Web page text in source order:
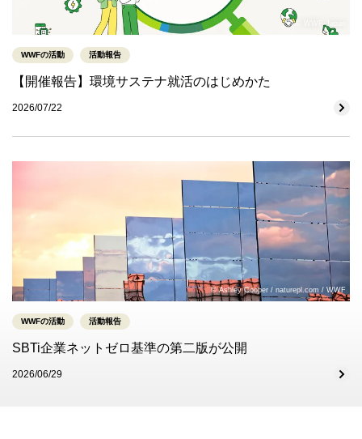
© WWF-Japan
WWFの活動 活動報告
【開催報告】環境サステナ就活のはじめかた
2026/07/22
© Ashley Cooper / naturepl.com / WWF
WWFの活動 活動報告
SBTi企業ネットゼロ基準の第二版が公開
2026/06/29